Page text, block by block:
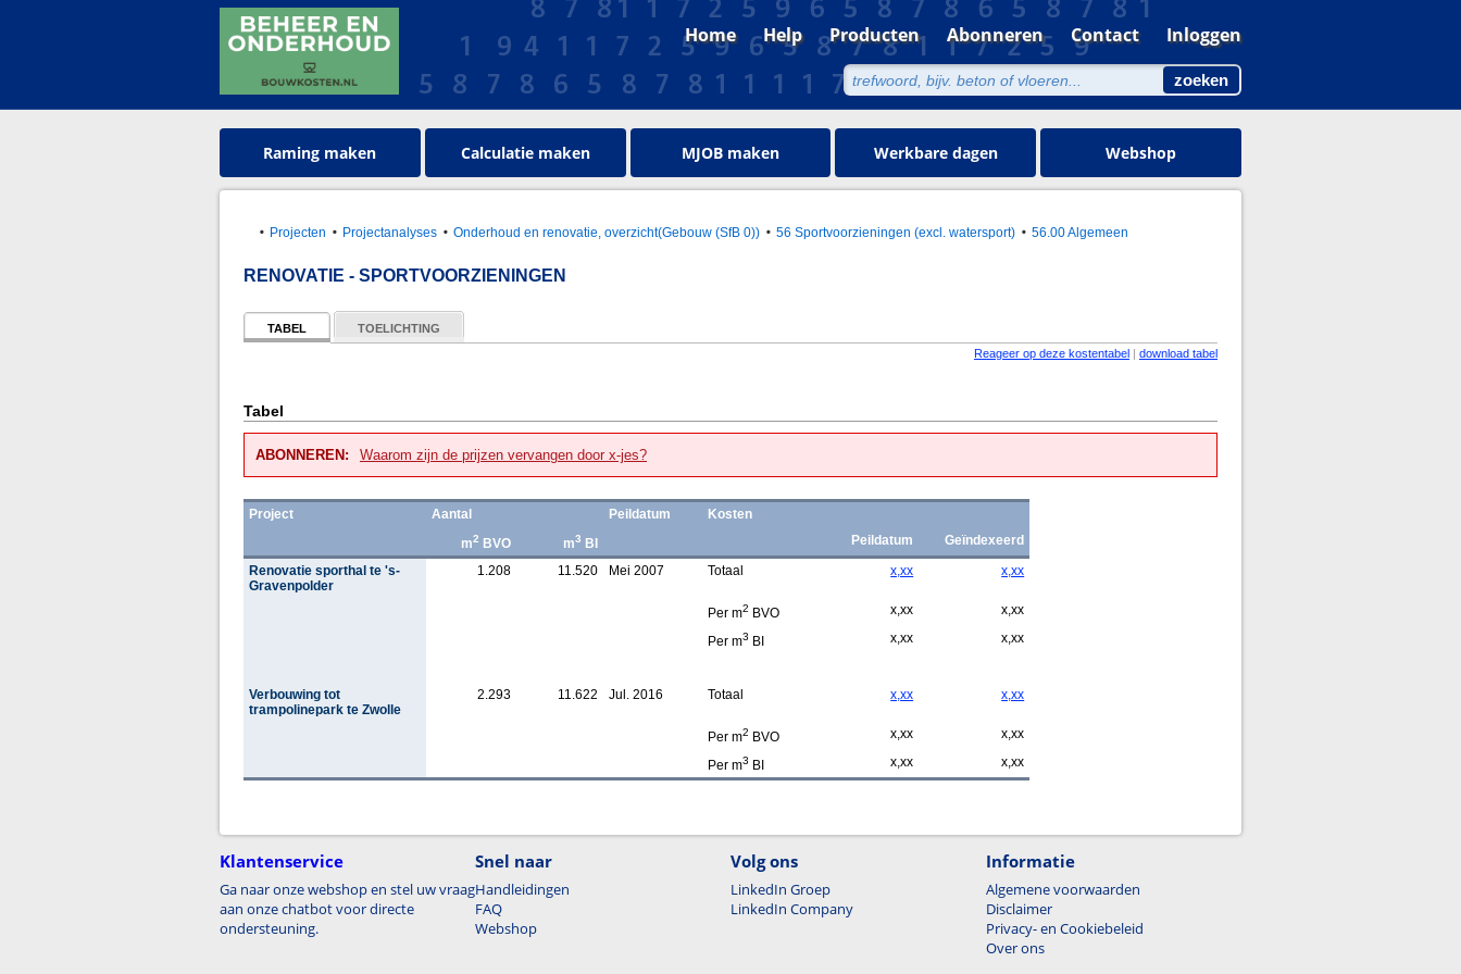
Home Help Producten Abonneren Contact Inloggen
Raming maken Calculatie maken MJOB maken Werkbare dagen Webshop
Projecten Projectanalyses Onderhoud en renovatie, overzicht(Gebouw (SfB 0)) 56 Sportvoorzieningen (excl. watersport) 56.00 Algemeen
RENOVATIE - SPORTVOORZIENINGEN
TABEL
TOELICHTING
Reageer op deze kostentabel | download tabel
Tabel
ABONNEREN: Waarom zijn de prijzen vervangen door x-jes?
Project Aantal Peildatum
Kosten
m2 BVO m3 BI Peildatum
Geïndexeerd
Renovatie sporthal te 's-
Gravenpolder
1.208 11.520 Mei 2007 Totaal x,xx x,xx
Per m2 BVO x,xx x,xx
Per m3 BI x,xx x,xx
Verbouwing tot
trampolinepark te Zwolle
2.293 11.622 Jul. 2016 Totaal x,xx x,xx
Per m2 BVO x,xx x,xx
Per m3 BI x,xx x,xx
Klantenservice
Ga naar onze webshop en stel uw vraag
aan onze chatbot voor directe
ondersteuning.
Snel naar
Handleidingen
FAQ
Webshop
Volg ons
LinkedIn Groep
LinkedIn Company
Informatie
Algemene voorwaarden
Disclaimer
Privacy- en Cookiebeleid
Over ons